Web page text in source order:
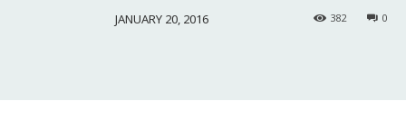
JANUARY 20, 2016 0
382